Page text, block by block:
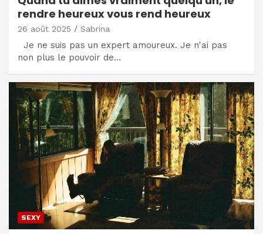
rendre heureux vous rend heureux
26 août 2025 Sabrina
Je ne suis pas un expert amoureux. Je n'ai pas
non plus le pouvoir de…
SEXY